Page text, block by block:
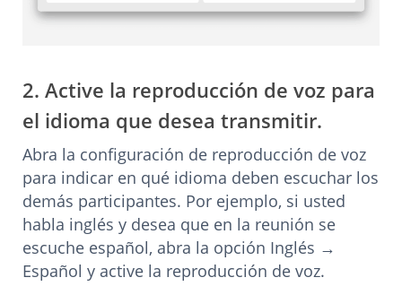
2. Active la reproducción de voz para
el idioma que desea transmitir.
Abra la configuración de reproducción de voz
para indicar en qué idioma deben escuchar los
demás participantes. Por ejemplo, si usted
habla inglés y desea que en la reunión se
escuche español, abra la opción Inglés →
Español y active la reproducción de voz.